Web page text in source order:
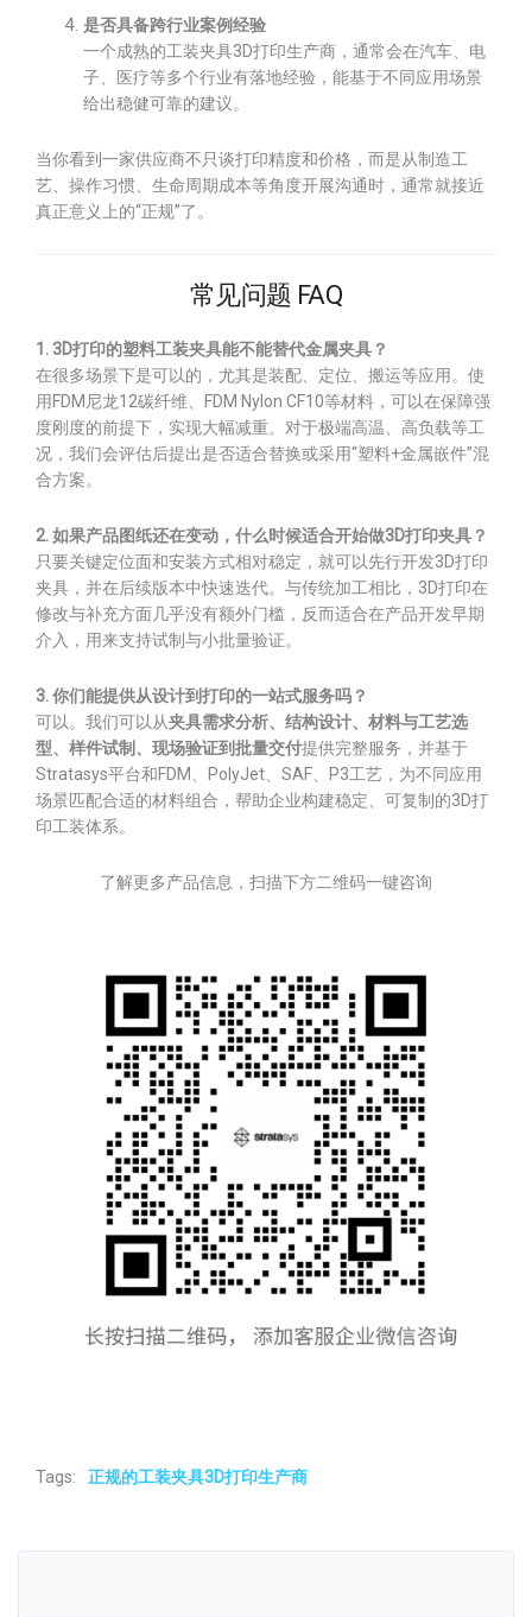
是否具备跨行业案例经验
一个成熟的工装夹具3D打印生产商，通常会在汽车、电
子、医疗等多个行业有落地经验，能基于不同应用场景
给出稳健可靠的建议。
当你看到一家供应商不只谈打印精度和价格，而是从制造工
艺、操作习惯、生命周期成本等角度开展沟通时，通常就接近
真正意义上的“正规”了。
常见问题 FAQ
1. 3D打印的塑料工装夹具能不能替代金属夹具？
在很多场景下是可以的，尤其是装配、定位、搬运等应用。使
用FDM尼龙12碳纤维、FDM Nylon CF10等材料，可以在保障强
度刚度的前提下，实现大幅减重。对于极端高温、高负载等工
况，我们会评估后提出是否适合替换或采用“塑料+金属嵌件”混
合方案。
2. 如果产品图纸还在变动，什么时候适合开始做3D打印夹具？
只要关键定位面和安装方式相对稳定，就可以先行开发3D打印
夹具，并在后续版本中快速迭代。与传统加工相比，3D打印在
修改与补充方面几乎没有额外门槛，反而适合在产品开发早期
介入，用来支持试制与小批量验证。
3. 你们能提供从设计到打印的一站式服务吗？
可以。我们可以从夹具需求分析、结构设计、材料与工艺选
型、样件试制、现场验证到批量交付提供完整服务，并基于
Stratasys平台和FDM、PolyJet、SAF、P3工艺，为不同应用
场景匹配合适的材料组合，帮助企业构建稳定、可复制的3D打
印工装体系。
了解更多产品信息，扫描下方二维码一键咨询
Tags: 正规的工装夹具3D打印生产商